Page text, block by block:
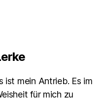
ist mein Antrieb. Es im
für mich zu